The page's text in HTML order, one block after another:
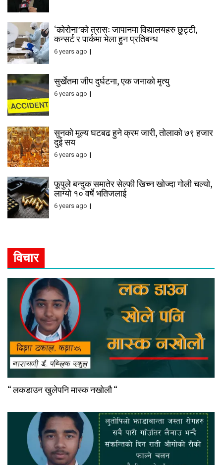
‘कोरोना’को त्रासः जापानमा विद्यालयहरु छुट्टी,
कन्सर्ट र पार्कमा भेला हुन प्रतिबन्ध
6 years ago
सुर्खेतमा जीप दुर्घटना, एक जनाको मृत्यु
6 years ago
सुनको मूल्य घटबढ हुने क्रम जारी, तोलाको ७९ हजार
दुई सय
6 years ago
फूपुले बन्दुक समातेर सेल्फी खिच्न खोज्दा गोली चल्यो,
लाग्यो १० वर्षे भतिजलाई
6 years ago
विचार
“ लकडाउन खुलेपनि मास्क नखोलौ “